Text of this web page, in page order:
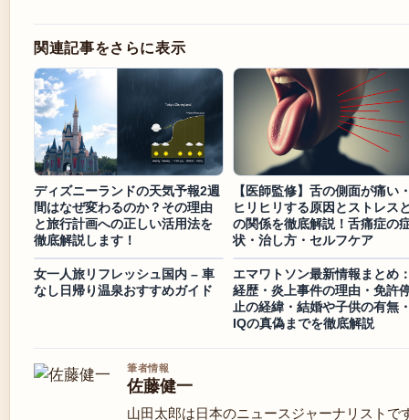
関連記事をさらに表示
ディズニーランドの天気予報2週
間はなぜ変わるのか？その理由
と旅行計画への正しい活用法を
徹底解説します！
【医師監修】舌の側面が痛い
ヒリヒリする原因とストレス
の関係を徹底解説！舌痛症の
状・治し方・セルフケア
女一人旅リフレッシュ国内 – 車
なし日帰り温泉おすすめガイド
エマワトソン最新情報まとめ
経歴・炎上事件の理由・免許
止の経緯・結婚や子供の有無
IQの真偽までを徹底解説
筆者情報
佐藤健一
山田太郎は日本のニュースジャーナリスト